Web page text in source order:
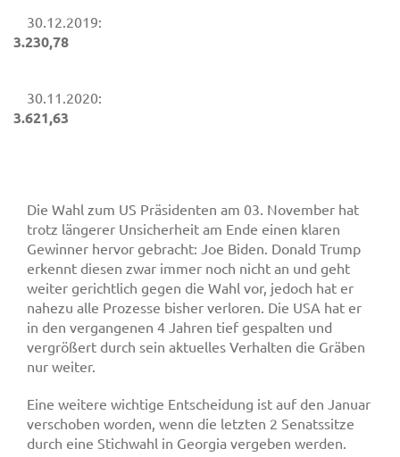
30.12.2019:
3.230,78
30.11.2020:
3.621,63
Die Wahl zum US Präsidenten am 03. November hat
trotz längerer Unsicherheit am Ende einen klaren
Gewinner hervor gebracht: Joe Biden. Donald Trump
erkennt diesen zwar immer noch nicht an und geht
weiter gerichtlich gegen die Wahl vor, jedoch hat er
nahezu alle Prozesse bisher verloren. Die USA hat er
in den vergangenen 4 Jahren tief gespalten und
vergrößert durch sein aktuelles Verhalten die Gräben
nur weiter.
Eine weitere wichtige Entscheidung ist auf den Januar
verschoben worden, wenn die letzten 2 Senatssitze
durch eine Stichwahl in Georgia vergeben werden.